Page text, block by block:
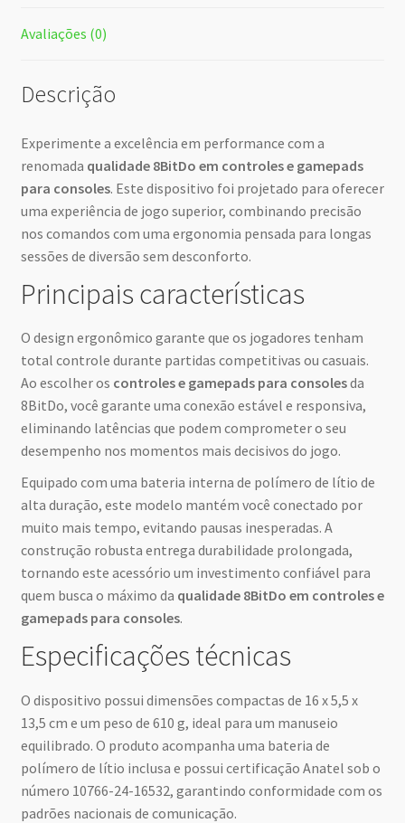
Avaliações (0)
Descrição
Experimente a excelência em performance com a
renomada qualidade 8BitDo em controles e gamepads
para consoles. Este dispositivo foi projetado para oferecer
uma experiência de jogo superior, combinando precisão
nos comandos com uma ergonomia pensada para longas
sessões de diversão sem desconforto.
Principais características
O design ergonômico garante que os jogadores tenham
total controle durante partidas competitivas ou casuais.
Ao escolher os controles e gamepads para consolesda
8BitDo, você garante uma conexão estável e responsiva,
eliminando latências que podem comprometer o seu
desempenho nos momentos mais decisivos do jogo.
Equipado com uma bateria interna de polímero de lítio de
alta duração, este modelo mantém você conectado por
muito mais tempo, evitando pausas inesperadas. A
construção robusta entrega durabilidade prolongada,
tornando este acessório um investimento confiável para
quem busca o máximo da qualidade 8BitDo em controles e
gamepads para consoles.
Especificações técnicas
O dispositivo possui dimensões compactas de 16 x 5,5 x
13,5 cm e um peso de 610 g, ideal para um manuseio
equilibrado. O produto acompanha uma bateria de
polímero de lítio inclusa e possui certificação Anatel sob o
número 10766-24-16532, garantindo conformidade com os
padrões nacionais de comunicação.